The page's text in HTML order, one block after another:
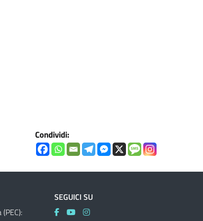
Condividi:
SEGUICI SU